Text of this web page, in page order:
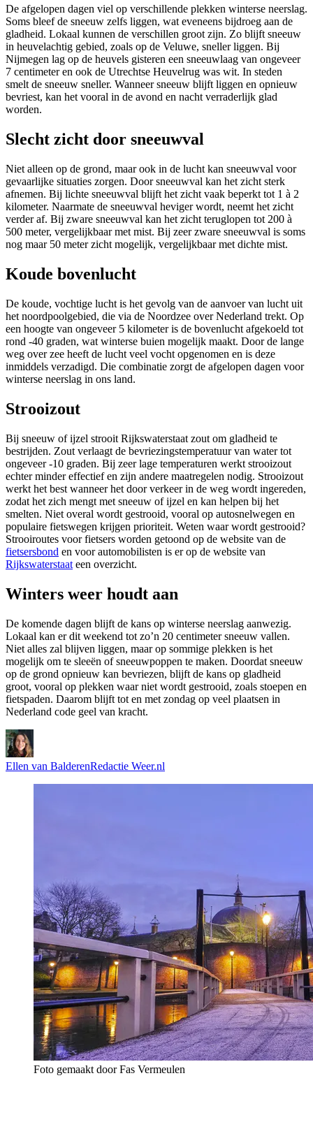
De afgelopen dagen viel op verschillende plekken winterse neerslag.
Soms bleef de sneeuw zelfs liggen, wat eveneens bijdroeg aan de
gladheid. Lokaal kunnen de verschillen groot zijn. Zo blijft sneeuw
in heuvelachtig gebied, zoals op de Veluwe, sneller liggen. Bij
Nijmegen lag op de heuvels gisteren een sneeuwlaag van ongeveer
7 centimeter en ook de Utrechtse Heuvelrug was wit. In steden
smelt de sneeuw sneller. Wanneer sneeuw blijft liggen en opnieuw
bevriest, kan het vooral in de avond en nacht verraderlijk glad
worden.
Slecht zicht door sneeuwval
Niet alleen op de grond, maar ook in de lucht kan sneeuwval voor
gevaarlijke situaties zorgen. Door sneeuwval kan het zicht sterk
afnemen. Bij lichte sneeuwval blijft het zicht vaak beperkt tot 1 à 2
kilometer. Naarmate de sneeuwval heviger wordt, neemt het zicht
verder af. Bij zware sneeuwval kan het zicht teruglopen tot 200 à
500 meter, vergelijkbaar met mist. Bij zeer zware sneeuwval is soms
nog maar 50 meter zicht mogelijk, vergelijkbaar met dichte mist.
Koude bovenlucht
De koude, vochtige lucht is het gevolg van de aanvoer van lucht uit
het noordpoolgebied, die via de Noordzee over Nederland trekt. Op
een hoogte van ongeveer 5 kilometer is de bovenlucht afgekoeld tot
rond -40 graden, wat winterse buien mogelijk maakt. Door de lange
weg over zee heeft de lucht veel vocht opgenomen en is deze
inmiddels verzadigd. Die combinatie zorgt de afgelopen dagen voor
winterse neerslag in ons land.
Strooizout
Bij sneeuw of ijzel strooit Rijkswaterstaat zout om gladheid te
bestrijden. Zout verlaagt de bevriezingstemperatuur van water tot
ongeveer -10 graden. Bij zeer lage temperaturen werkt strooizout
echter minder effectief en zijn andere maatregelen nodig. Strooizout
werkt het best wanneer het door verkeer in de weg wordt ingereden,
zodat het zich mengt met sneeuw of ijzel en kan helpen bij het
smelten. Niet overal wordt gestrooid, vooral op autosnelwegen en
populaire fietswegen krijgen prioriteit. Weten waar wordt gestrooid?
Strooiroutes voor fietsers worden getoond op de website van de
fietsersbond en voor automobilisten is er op de website van
Rijkswaterstaat een overzicht.
Winters weer houdt aan
De komende dagen blijft de kans op winterse neerslag aanwezig.
Lokaal kan er dit weekend tot zo’n 20 centimeter sneeuw vallen.
Niet alles zal blijven liggen, maar op sommige plekken is het
mogelijk om te sleeën of sneeuwpoppen te maken. Doordat sneeuw
op de grond opnieuw kan bevriezen, blijft de kans op gladheid
groot, vooral op plekken waar niet wordt gestrooid, zoals stoepen en
fietspaden. Daarom blijft tot en met zondag op veel plaatsen in
Nederland code geel van kracht.
Ellen van BalderenRedactie Weer.nl
Foto gemaakt door Fas Vermeulen